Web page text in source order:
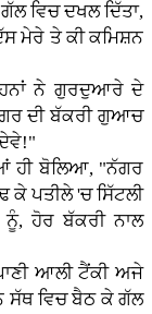
ਵਿਚ ਦਖਲ ਦਿੱਤਾ,
ਮੇਰੇ ਤੇ ਕੀ ਕਮਿਸ਼ਨ
ਨੇ ਗੁਰਦੁਆਰੇ ਦੇ
ਦੀ ਬੱਕਰੀ ਗੁਆਚ
ਹੀ ਬੋਲਿਆ, "ਨੱਗਰ
ਕੇ ਪਤੀਲੇ 'ਚ ਸਿੱਟਲੀ
ਹੋਰ ਬੱਕਰੀ ਨਾਲ
ਆਲੀ ਟੈਂਕੀ ਅਜੇ
ਸੱਥ ਵਿਚ ਬੈਠ ਕੇ ਗੱਲ